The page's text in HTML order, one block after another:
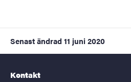
Senast ändrad 11 juni 2020
Kontakt